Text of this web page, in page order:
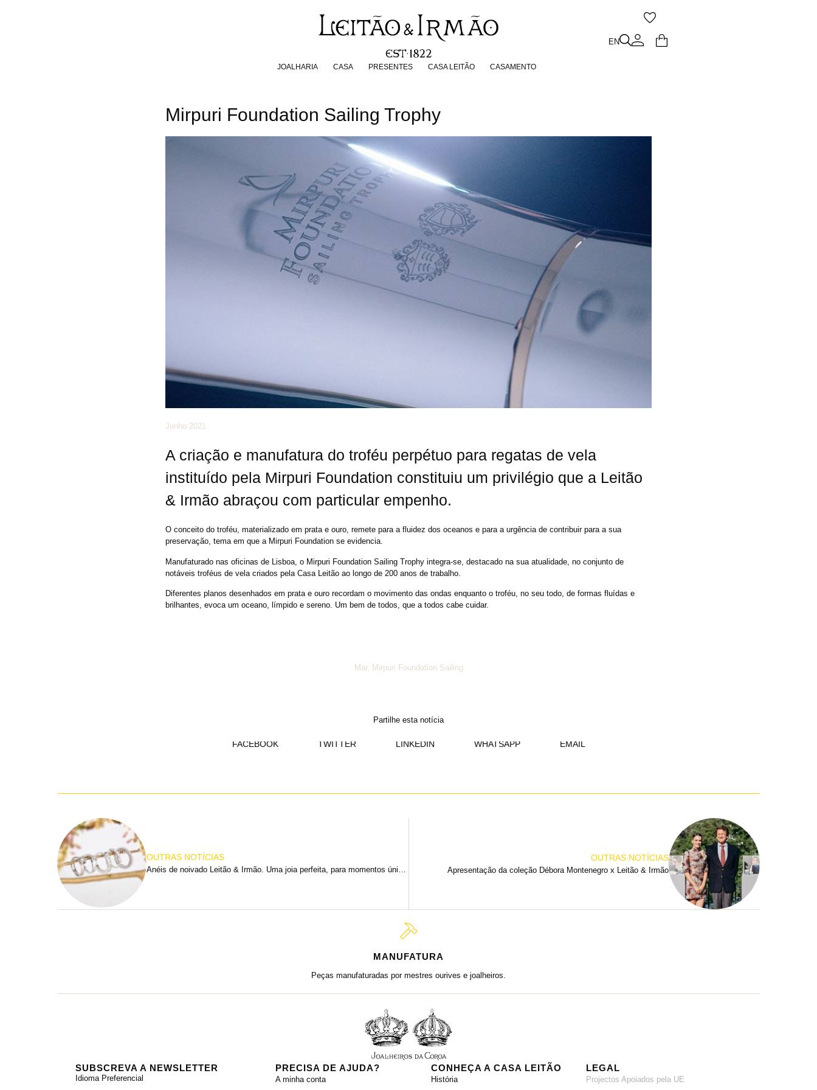
JOALHARIA CASA PRESENTES CASA LEITÃO CASAMENTO
EN
PRESENTES CASA LEITÃO
Mirpuri Foundation Sailing Trophy
Junho 2021
A criação e manufatura do troféu perpétuo para regatas de vela
instituído pela Mirpuri Foundation constituiu um privilégio que a Leitão
& Irmão abraçou com particular empenho.
O conceito do troféu, materializado em prata e ouro, remete para a fluidez dos oceanos e para a urgência de contribuir para a sua
preservação, tema em que a Mirpuri Foundation se evidencia.
Manufaturado nas oficinas de Lisboa, o Mirpuri Foundation Sailing Trophy integra-se, destacado na sua atualidade, no conjunto de
notáveis troféus de vela criados pela Casa Leitão ao longo de 200 anos de trabalho.
Diferentes planos desenhados em prata e ouro recordam o movimento das ondas enquanto o troféu, no seu todo, de formas fluídas e
brilhantes, evoca um oceano, límpido e sereno. Um bem de todos, que a todos cabe cuidar.
Mar, Mirpuri Foundation Sailing
Partilhe esta notícia
FACEBOOK TWITTER LINKEDIN WHATSAPP EMAIL
OUTRAS NOTÍCIAS OUTRAS NOTÍCIAS
Apresentação da coleção Débora Montenegro x Leitão & Irmão
MANUFATURA
Peças manufaturadas por mestres ourives e joalheiros.
SUBSCREVA A NEWSLETTER
Idioma Preferencial
PRECISA DE AJUDA?
A minha conta
CONHEÇA A CASA LEITÃO
História
LEGAL
Projectos Apoiados pela UE